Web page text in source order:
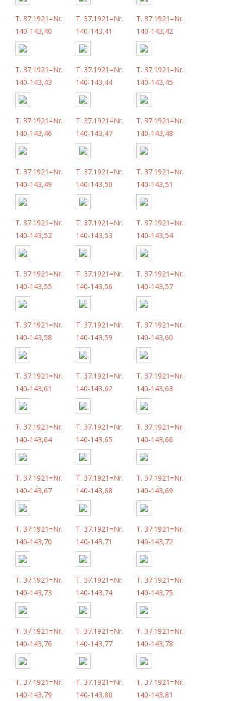
T. 37.1921=Nr.
140-143,40
T. 37.1921=Nr.
140-143,41
T. 37.1921=Nr.
140-143,42
T. 37.1921=Nr.
140-143,43
T. 37.1921=Nr.
140-143,44
T. 37.1921=Nr.
140-143,45
T. 37.1921=Nr.
140-143,46
T. 37.1921=Nr.
140-143,47
T. 37.1921=Nr.
140-143,48
T. 37.1921=Nr.
140-143,49
T. 37.1921=Nr.
140-143,50
T. 37.1921=Nr.
140-143,51
T. 37.1921=Nr.
140-143,52
T. 37.1921=Nr.
140-143,53
T. 37.1921=Nr.
140-143,54
T. 37.1921=Nr.
140-143,55
T. 37.1921=Nr.
140-143,56
T. 37.1921=Nr.
140-143,57
T. 37.1921=Nr.
140-143,58
T. 37.1921=Nr.
140-143,59
T. 37.1921=Nr.
140-143,60
T. 37.1921=Nr.
140-143,61
T. 37.1921=Nr.
140-143,62
T. 37.1921=Nr.
140-143,63
T. 37.1921=Nr.
140-143,64
T. 37.1921=Nr.
140-143,65
T. 37.1921=Nr.
140-143,66
T. 37.1921=Nr.
140-143,67
T. 37.1921=Nr.
140-143,68
T. 37.1921=Nr.
140-143,69
T. 37.1921=Nr.
140-143,70
T. 37.1921=Nr.
140-143,71
T. 37.1921=Nr.
140-143,72
T. 37.1921=Nr.
140-143,73
T. 37.1921=Nr.
140-143,74
T. 37.1921=Nr.
140-143,75
T. 37.1921=Nr.
140-143,76
T. 37.1921=Nr.
140-143,77
T. 37.1921=Nr.
140-143,78
T. 37.1921=Nr.
140-143,79
T. 37.1921=Nr.
140-143,80
T. 37.1921=Nr.
140-143,81